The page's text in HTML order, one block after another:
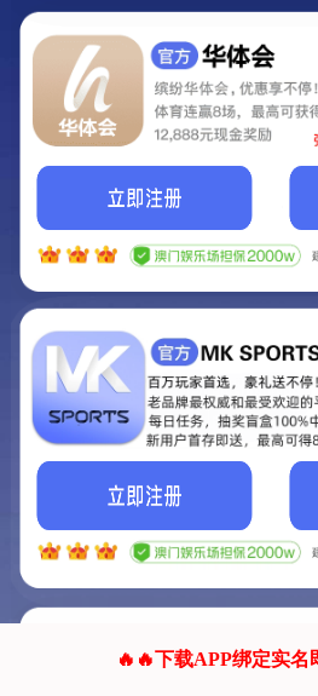
Hey
我们即将
我们的网站正
它将是非常棒
联系我们!